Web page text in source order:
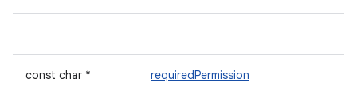
const char * requiredPermission